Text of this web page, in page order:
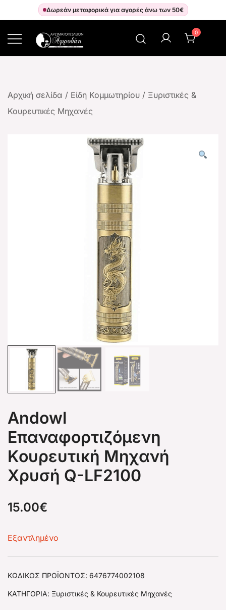
Δωρεάν μεταφορικά για αγορές άνω των 50€
0
Αρχική σελίδα / Είδη Κομμωτηρίου / Ξυριστικές &
Κουρευτικές Μηχανές
Andowl
Επαναφορτιζόμενη
Κουρευτική Μηχανή
Χρυσή Q-LF2100
15.00€
Εξαντλημένο
ΚΩΔΙΚΌΣ ΠΡΟΪΌΝΤΟΣ: 6476774002108
ΚΑΤΗΓΟΡΊΑ: Ξυριστικές & Κουρευτικές Μηχανές